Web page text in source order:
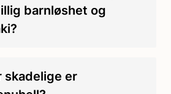
glutensensitivitet
Ingredienser
Kontaminering
Skole/SFO/barnehage
barnløshet og
skadelige er